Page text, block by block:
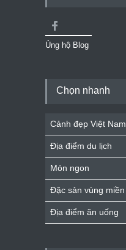
Ủng hộ Blog
Chọn nhanh
Cảnh đẹp Việt Nam
Địa điểm du lịch
Món ngon
Đặc sản vùng miền
Địa điểm ăn uống